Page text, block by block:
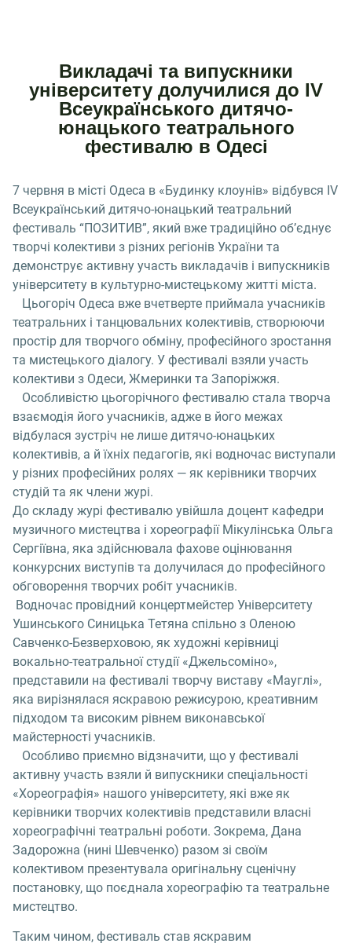
Викладачі та випускники
університету долучилися до IV
Всеукраїнського дитячо-
юнацького театрального
фестивалю в Одесі
7 червня в місті Одеса в «Будинку клоунів» відбувся IV
Всеукраїнський дитячо-юнацький театральний
фестиваль “ПОЗИТИВ”, який вже традиційно об’єднує
творчі колективи з різних регіонів України та
демонструє активну участь викладачів і випускників
університету в культурно-мистецькому житті міста.
Цьогоріч Одеса вже вчетверте приймала учасників
театральних і танцювальних колективів, створюючи
простір для творчого обміну, професійного зростання
та мистецького діалогу. У фестивалі взяли участь
колективи з Одеси, Жмеринки та Запоріжжя.
Особливістю цьогорічного фестивалю стала творча
взаємодія його учасників, адже в його межах
відбулася зустріч не лише дитячо-юнацьких
колективів, а й їхніх педагогів, які водночас виступали
у різних професійних ролях — як керівники творчих
студій та як члени журі.
До складу журі фестивалю увійшла доцент кафедри
музичного мистецтва і хореографії Мікулінська Ольга
Сергіївна, яка здійснювала фахове оцінювання
конкурсних виступів та долучилася до професійного
обговорення творчих робіт учасників.
Водночас провідний концертмейстер Університету
Ушинського Синицька Тетяна спільно з Оленою
Савченко-Безверховою, як художні керівниці
вокально-театральної студії «Джельсоміно»,
представили на фестивалі творчу виставу «Мауглі»,
яка вирізнялася яскравою режисурою, креативним
підходом та високим рівнем виконавської
майстерності учасників.
Особливо приємно відзначити, що у фестивалі
активну участь взяли й випускники спеціальності
«Хореографія» нашого університету, які вже як
керівники творчих колективів представили власні
хореографічні театральні роботи. Зокрема, Дана
Задорожна (нині Шевченко) разом зі своїм
колективом презентувала оригінальну сценічну
постановку, що поєднала хореографію та театральне
мистецтво.
Таким чином, фестиваль став яскравим